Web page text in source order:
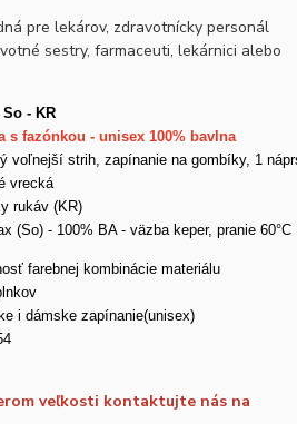
pre lekárov, zdravotnícky personál
sestry, farmaceuti, lekárnici alebo
So - KR
s fazónkou - unisex 100% bavlna
voľnejší strih, zapínanie na gombíky, 1
vrecká
rukáv (KR)
(So) - 100% BA - väzba keper, pranie 60°C
farebnej kombinácie materiálu
i dámske zapínanie(unisex)
veľkosti kontaktujte nás na